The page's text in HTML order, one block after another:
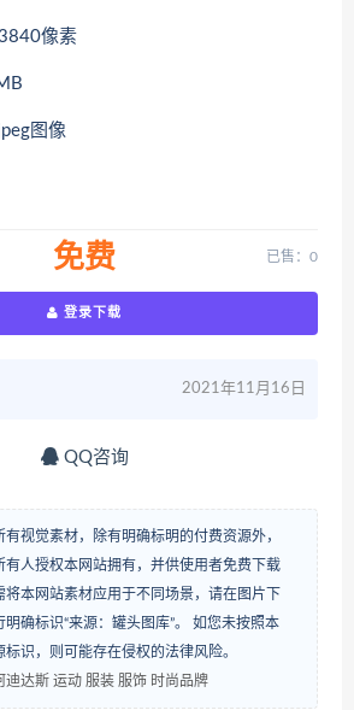
像素
图像
免费 已售：0
登录下载
2021年11月16日
QQ咨询
视觉素材，除有明确标明的付费资源外，
有人授权本网站拥有，并供使用者免费下载
将本网站素材应用于不同场景，请在图片下
确标识“来源：罐头图库”。 如您未按照本
识，则可能存在侵权的法律风险。
迪达斯 运动 服装 服饰 时尚品牌